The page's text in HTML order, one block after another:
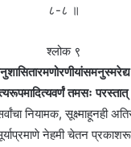
८-८ ॥
श्लोक ९
तमसः
नियामक, सूक्ष्माहूनही
नेहमी चेतन